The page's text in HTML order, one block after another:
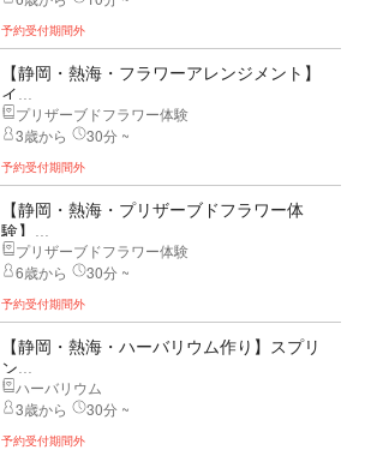
予約受付期間外
【静岡・熱海・フラワーアレンジメント】
イ...
プリザーブドフラワー体験
3歳から
30分 ~
予約受付期間外
【静岡・熱海・プリザーブドフラワー体
験】...
プリザーブドフラワー体験
6歳から
30分 ~
予約受付期間外
【静岡・熱海・ハーバリウム作り】スプリ
ン...
ハーバリウム
3歳から
30分 ~
予約受付期間外